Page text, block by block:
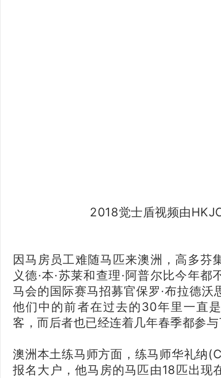
2018觉士盾视频由
因马房员工难随马匹来澳洲，高多芬
义德·本·苏莱和查理·阿普尔比今年
马会的国际赛马招募官保罗·布拉德沃
他们中的前者在过去的30年里一直
客，而后者也已经连着几年春季都参
澳洲本土练马师方面，练马师华礼纳
报名大户，他马房的马匹由18匹出现